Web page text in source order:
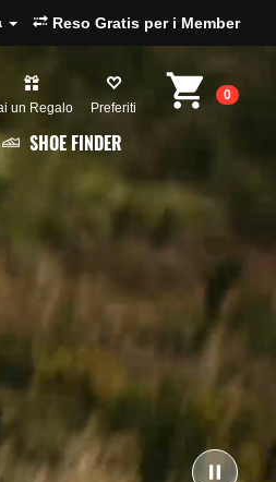
Reso Gratis per i Member
un Regalo Preferiti
0
SHOE FINDER
Ferma il